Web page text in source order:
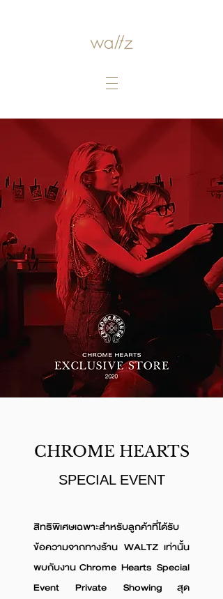
CHROME HEARTS
SPECIAL EVENT
สิทธิพิเศษเฉพาะสำหรับลูกค้าที่ได้รับ
ข้อความจากทางร้าน WALTZ เท่านั้น
พบกับงาน Chrome Hearts Special
Event Private Showing สุด